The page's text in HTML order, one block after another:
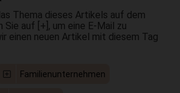
Thema dieses Artikels auf dem
Sie auf [+], um eine E-Mail zu
einen neuen Artikel mit diesem Tag
Familienunternehmen